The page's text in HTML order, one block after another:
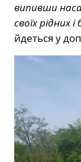
випивши
своїх рідних
йдеться у